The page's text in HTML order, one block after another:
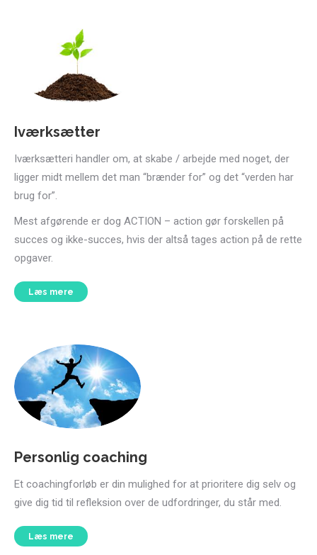
Iværksætter
Iværksætteri handler om, at skabe / arbejde med noget, der
ligger midt mellem det man “brænder for” og det “verden har
brug for”.
Mest afgørende er dog ACTION – action gør forskellen på
succes og ikke-succes, hvis der altså tages action på de rette
opgaver.
Læs mere
Personlig coaching
Et coachingforløb er din mulighed for at prioritere dig selv og
give dig tid til refleksion over de udfordringer, du står med.
Læs mere